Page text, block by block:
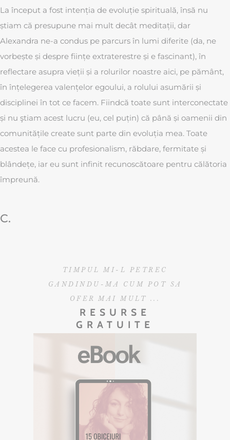
La început a fost intenția de evoluție spirituală, însă nu
ṣtiam că presupune mai mult decât meditații, dar
Alexandra ne-a condus pe parcurs în lumi diferite (da, ne
vorbeṣte ṣi despre ființe extraterestre ṣi e fascinant), în
reflectare asupra vieții ṣi a rolurilor noastre aici, pe pământ,
în înțelegerea valențelor egoului, a rolului asumării ṣi
disciplinei în tot ce facem. Fiindcă toate sunt interconectate
ṣi nu ştiam acest lucru (eu, cel puțin) că până ṣi oamenii din
comunitățile create sunt parte din evoluția mea. Toate
acestea le face cu profesionalism, răbdare, fermitate și
blândețe, iar eu sunt infinit recunoscătoare pentru călătoria
împreună.
C.
TIMPUL MI-L PETREC
GANDINDU-MA CUM POT SA
OFER MAI MULT ...
RESURSE
GRATUITE
EBOOK GRATUIT
Descarca aici eBookul gratuit care sper